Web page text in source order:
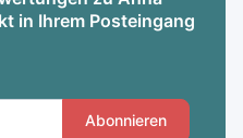
in Ihrem Posteingang
Abonnieren